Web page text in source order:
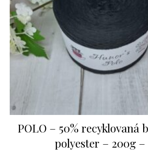
POLO – 50% recyklovaná
polyester – 200g –